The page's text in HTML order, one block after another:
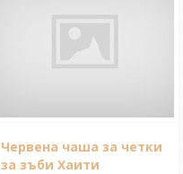
Червена чаша за четки
за зъби Хаити